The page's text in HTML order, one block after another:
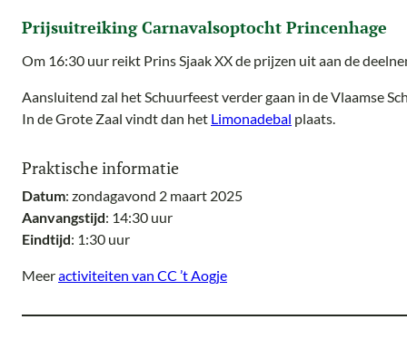
Prijsuitreiking Carnavalsoptocht Princenhage
Om 16:30 uur reikt Prins Sjaak XX de prijzen uit aan de
Aansluitend zal het Schuurfeest verder gaan in de Vlaamse
In de Grote Zaal vindt dan het Limonadebal plaats.
Praktische informatie
Datum: zondagavond 2 maart 2025
Aanvangstijd: 14:30 uur
Eindtijd: 1:30 uur
Meeractiviteiten van CC ’t Aogje